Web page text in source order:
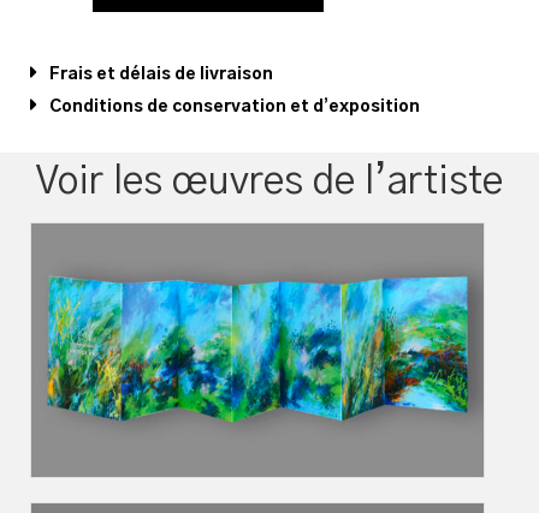
Frais et délais de livraison
Conditions de conservation et d’exposition
Voir les œuvres de l’artiste